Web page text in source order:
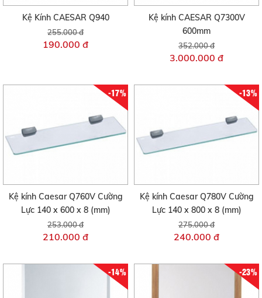
Kệ Kính CAESAR Q940
255.000 đ
190.000 đ
Kệ kính CAESAR Q7300V
600mm
352.000 đ
3.000.000 đ
-17%
Kệ kính Caesar Q760V Cường
Lực 140 x 600 x 8 (mm)
253.000 đ
210.000 đ
-13%
Kệ kính Caesar Q780V Cường
Lực 140 x 800 x 8 (mm)
275.000 đ
240.000 đ
-14% -23%